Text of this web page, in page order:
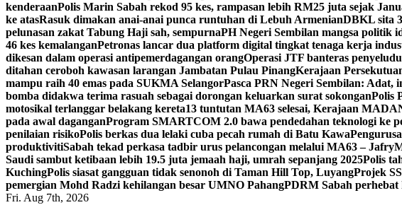
kenderaanPolis Marin Sabah rekod 95 kes, rampasan lebih RM25 juta sejak
ke atasRasuk dimakan anai-anai punca runtuhan di Lebuh ArmenianDBKL sita
pelunasan zakat Tabung Haji sah, sempurnaPH Negeri Sembilan mangsa politik
46 kes kemalanganPetronas lancar dua platform digital tingkat tenaga kerja
dikesan dalam operasi antipemerdagangan orangOperasi JTF banteras
ditahan ceroboh kawasan larangan Jambatan Pulau PinangKerajaan
mampu raih 40 emas pada SUKMA SelangorPasca PRN Negeri Sembilan: Adat,
bomba didakwa terima rasuah sebagai dorongan keluarkan surat sokonganPolis
motosikal terlanggar belakang kereta13 tuntutan MA63 selesai, Kerajaan
pada awal daganganProgram SMARTCOM 2.0 bawa pendedahan teknologi ke
penilaian risikoPolis berkas dua lelaki cuba pecah rumah di Batu Kawa
produktivitiSabah tekad perkasa tadbir urus pelancongan melalui MA63 – Jafry
Saudi sambut ketibaan lebih 19.5 juta jemaah haji, umrah sepanjang 2025Polis
KuchingPolis siasat gangguan tidak senonoh di Taman Hill Top, LuyangProjek
pemergian Mohd Radzi kehilangan besar UMNO PahangPDRM Sabah perhebat
Fri. Aug 7th, 2026